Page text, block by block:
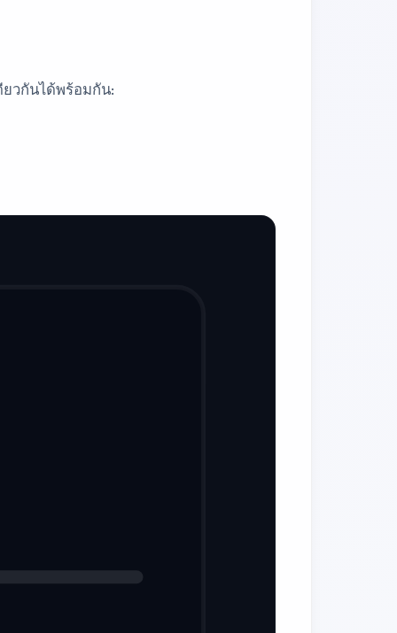
ยวกันได้พร้อมกัน: